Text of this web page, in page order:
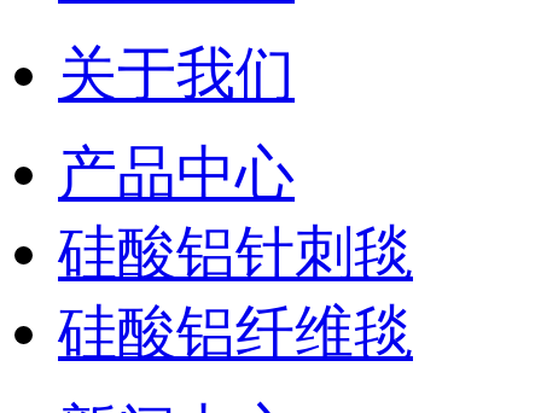
关于我们
产品中心
硅酸铝针刺毯
硅酸铝纤维毯